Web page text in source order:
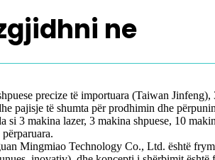
ne
precize të importuara (Taiwan Jinfeng),
pajisje të shumta për prodhimin dhe
si 3 makina lazer, 3 makina shpuese, 10
Mingmiao Technology Co., Ltd. është